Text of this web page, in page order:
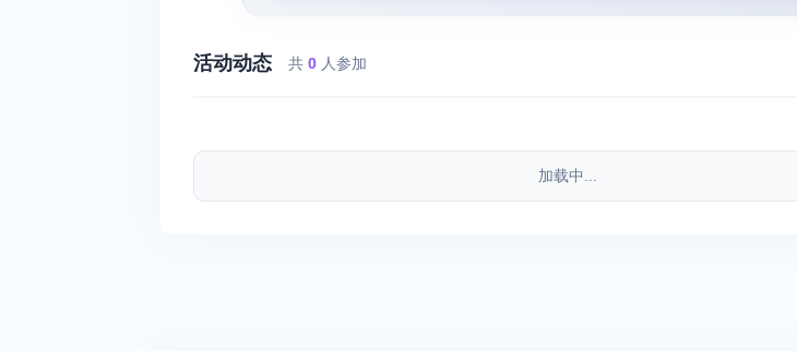
活动动态 共 0 人参加
加载中...